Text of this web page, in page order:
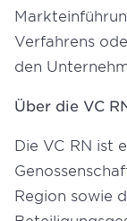
Verfahrens
den
Über die VC
Die VC RN ist
Region sowie